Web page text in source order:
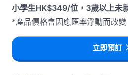
小學生HK$349/位，3歲以上未
*產品價格會因應匯率浮動而改變
立即預訂